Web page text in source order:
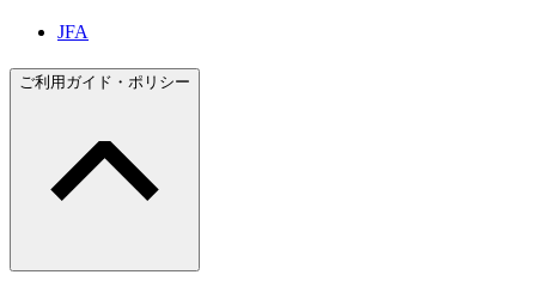
JFA
ご利用ガイド・ポリシー